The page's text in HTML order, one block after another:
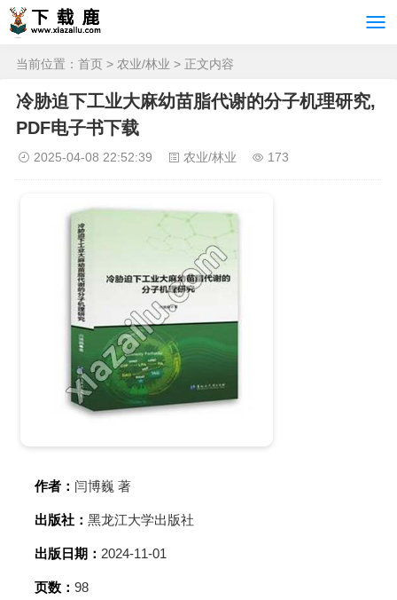
当前位置： 首页 > 农业/林业 > 正文内容
冷胁迫下工业大麻幼苗脂代谢的分子机理研究,
PDF电子书下载
2025-04-08 22:52:39 农业/林业 173
作者： 闫博巍 著
出版社： 黑龙江大学出版社
出版日期： 2024-11-01
页数： 98